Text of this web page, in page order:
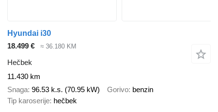
Hyundai i30
18.499 €
≈ 36.180 KM
Hečbek
11.430 km
Snaga 96.53 k.s. (70.95 kW) Gorivo benzin
Tip karoserije hečbek